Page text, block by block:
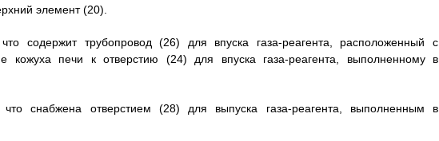
элемент (20).
содержит трубопровод (26) для впуска газа-реагента, расположенный с
кожуха печи к отверстию (24) для впуска газа-реагента, выполненному в
снабжена отверстием (28) для выпуска газа-реагента, выполненным в